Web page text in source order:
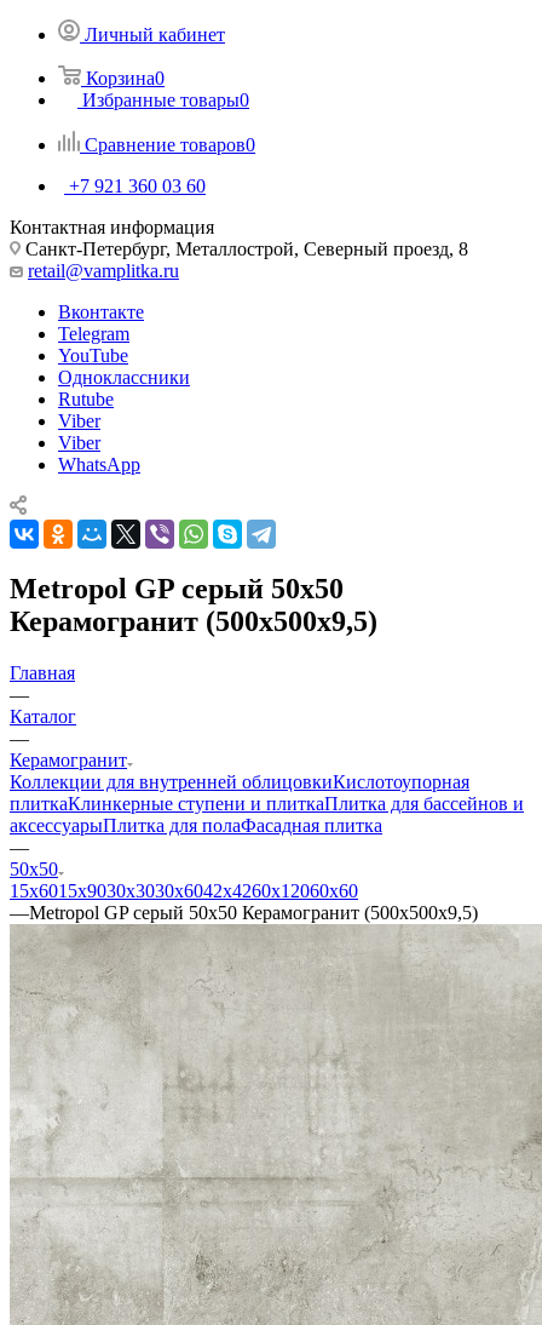
Личный кабинет
Корзина0
Избранные товары0
Сравнение товаров0
+7 921 360 03 60
Контактная информация
Санкт-Петербург, Металлострой, Северный проезд, 8
retail@vamplitka.ru
Вконтакте
Telegram
YouTube
Одноклассники
Rutube
Viber
Viber
WhatsApp
Metropol GP серый 50х50
Керамогранит (500x500x9,5)
Главная
—
Каталог
—
Керамогранит
Коллекции для внутренней облицовкиКислотоупорная
плиткаКлинкерные ступени и плиткаПлитка для бассейнов и
аксессуарыПлитка для полаФасадная плитка
—
50х50
15х6015x9030х3030х6042х4260х12060х60
—Metropol GP серый 50х50 Керамогранит (500x500x9,5)